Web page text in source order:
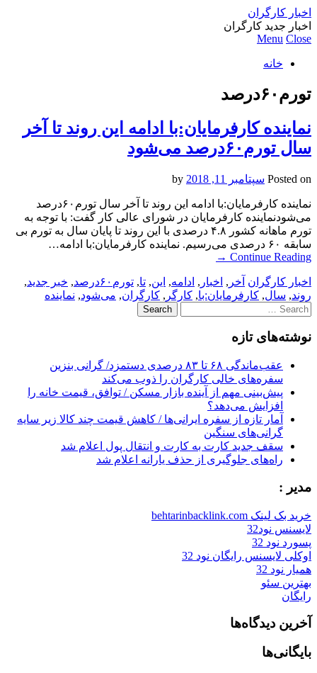
اخبار کارگران
اخبار جدید کارگران
Menu Close
خانه
تورم۶۰درصد
نماینده کارفرمایان:با ادامه این روند تا آخر
سال تورم۶۰درصد می‌شود
Posted on سپتامبر 11, 2018
نماینده کارفرمایان:با ادامه این روند تا آخر سال تورم۶۰درصد
می‌شودنماینده کارفرمایان در شورای عالی کار گفت: با توجه به
تورم ماهانه کشور ۴.۸ درصدی با این روند تا پایان سال به تورم بی
سابقه ۶۰ درصدی می‌رسیم. نماینده کارفرمایان:با ادامه…
Continue Reading
→
اخبار کارگران آخر , اخبار , ادامه, این, تا, تورم۶۰درصد , خبر جدید,
روند, سال, کارفرمایان:با, کارگر , کارگران, می‌شود, نماینده
Search
for:
نوشته‌های تازه
عقب‌ماندگی ۶۸ تا ۸۳ درصدی دستمزد/ گرانی بنزین
سفره‌های خالی کارگران را ذوب می‌کند
پیش‌بینی مهم از آینده بازار مسکن / توافق، قیمت خانه را
افزایش می‌دهد؟
آمار تازه از سفره ایرانی‌ها / کاهش قیمت چند کالا زیر سایه
گرانی‌های سنگین
سقف جدید کارت به کارت و انتقال پول اعلام شد
راه‌های جلوگیری از حذف یارانه اعلام شد
مدیر :
خرید بک لینک behtarinbacklink.com
لایسنس نود32
پسورد نود 32
اوکلی لایسنس رایگان نود 32
همیار نود 32
بهترین سئو
رایگان
آخرین دیدگاه‌ها
بایگانی‌ها